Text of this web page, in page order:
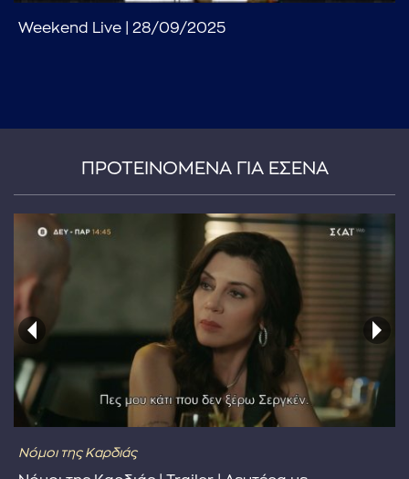
Weekend Live | 28/09/2025
ΠΡΟΤΕΙΝΟΜΕΝΑ ΓΙΑ ΕΣΕΝΑ
Νόμοι της Καρδιάς